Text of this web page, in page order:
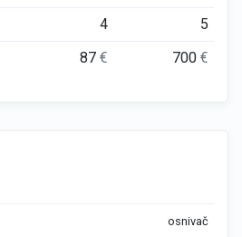
4
5
87€ 700€
osnivač